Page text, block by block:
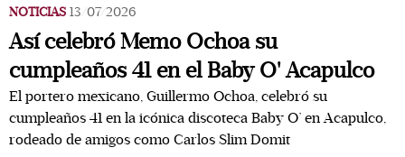
NOTICIAS 13/07/2026
Así celebró Memo Ochoa su
cumpleaños 41 en el Baby O' Acapulco
El portero mexicano, Guillermo Ochoa, celebró su
cumpleaños 41 en la icónica discoteca Baby O’ en Acapulco,
rodeado de amigos como Carlos Slim Domit